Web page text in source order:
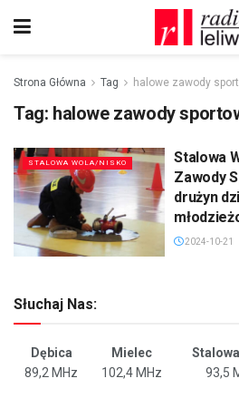
Strona Główna Tag halowe zawody
Tag: halowe zawody
STALOWA WOLA/NISKO
Stalowa
Zawody
drużyn
2024-10-21
Słuchaj Nas:
Dębica Mielec
89,2 MHz
102,4 MHz 93,5